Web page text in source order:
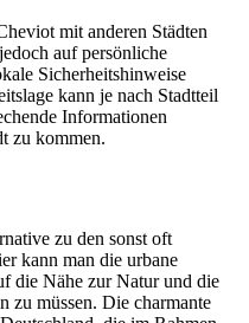
mit anderen Städten
auf persönliche
Sicherheitshinweise
kann je nach Stadtteil
Informationen
zu kommen.
zu den sonst oft
kann man die urbane
die Nähe zur Natur und die
zu müssen. Die charmante